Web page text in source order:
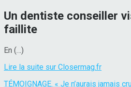
Un dentiste conseiller
faillite
En (…)
Lire la suite sur Closermag.fr
TÉMOIGNAGE. « Je n’aurais jamais